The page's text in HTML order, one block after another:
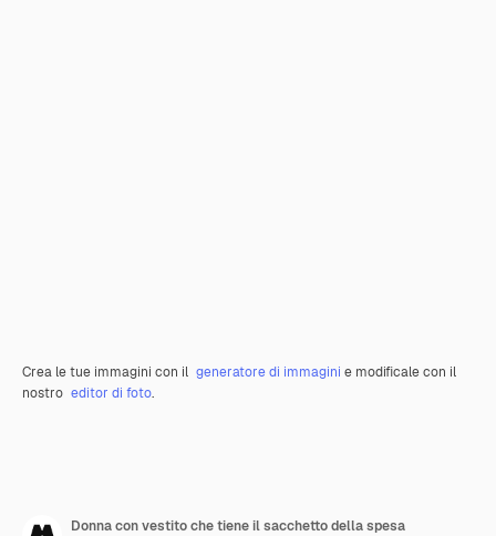
Crea le tue immagini con il generatore di immagini e modificale con il
nostro editor di foto.
Donna con vestito che tiene il sacchetto della spesa